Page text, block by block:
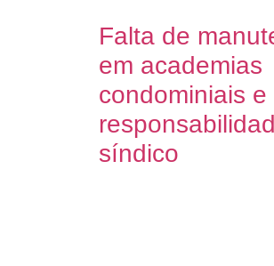
Falta de
em academias
condominiais e
síndico